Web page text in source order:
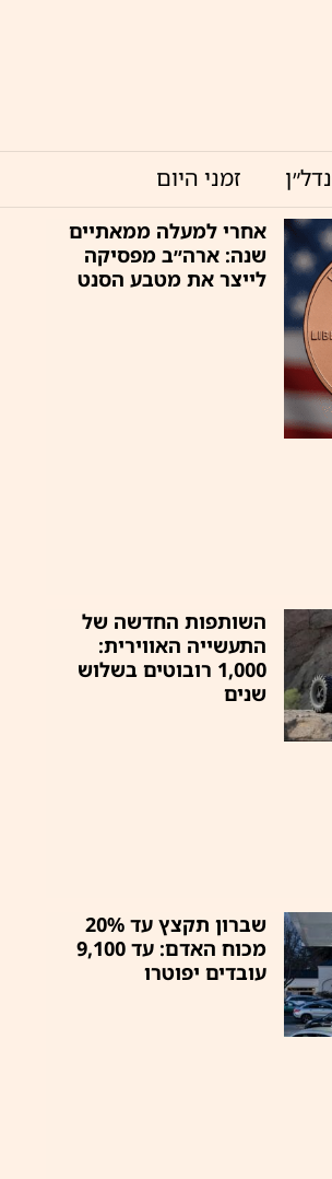
נדל״ן זמני היום
אחרי למעלה ממאתיים
שנה: ארה״ב מפסיקה
לייצר את מטבע הסנט
השותפות החדשה של
התעשייה האווירית:
1,000 רובוטים בשלוש
שנים
שברון תקצץ עד 20%
מכוח האדם: עד 9,100
עובדים יפוטרו